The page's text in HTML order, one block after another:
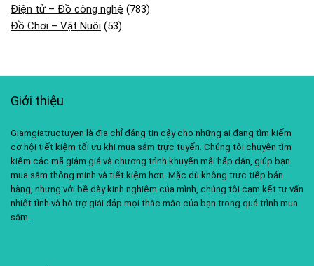
Điện tử – Đồ công nghệ (783)
Đồ Chơi – Vật Nuôi (53)
Giới thiệu
Giamgiatructuyen là địa chỉ đáng tin cậy cho những ai đang tìm kiếm
cơ hội tiết kiệm tối ưu khi mua sắm trực tuyến. Chúng tôi chuyên tìm
kiếm các mã giảm giá và chương trình khuyến mãi hấp dẫn, giúp bạn
mua sắm thông minh và tiết kiệm hơn. Mặc dù không trực tiếp bán
hàng, nhưng với bề dày kinh nghiệm của mình, chúng tôi cam kết tư vấn
nhiệt tình và hỗ trợ giải đáp mọi thắc mắc của bạn trong quá trình mua
sắm.